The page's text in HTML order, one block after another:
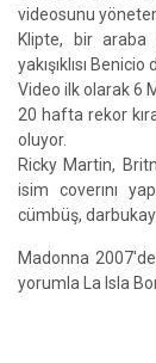
videosunu
Klipte, bir
yakışıklısı
Video ilk olarak 6
20 hafta rekor
oluyor.
Ricky Martin,
isim coverını
cümbüş,
Madonna
yorumla La Isla